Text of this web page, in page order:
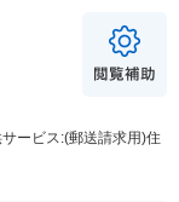
ービス:(郵送請求用)住